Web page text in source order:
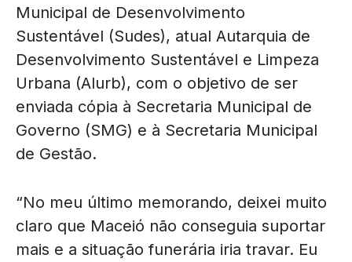
Municipal de Desenvolvimento
Sustentável (Sudes), atual Autarquia de
Desenvolvimento Sustentável e Limpeza
Urbana (Alurb), com o objetivo de ser
enviada cópia à Secretaria Municipal de
Governo (SMG) e à Secretaria Municipal
de Gestão.
“No meu último memorando, deixei muito
claro que Maceió não conseguia suportar
mais e a situação funerária iria travar. Eu